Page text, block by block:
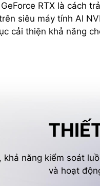
RTX là cách
siêu máy tính AI
cải thiện khả năng
khả năng kiểm soát
và hoạt